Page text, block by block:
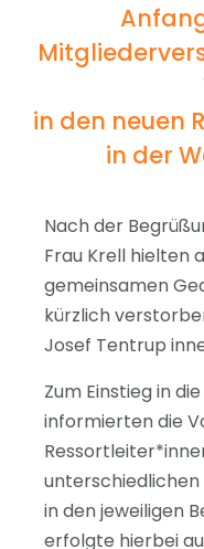
in den neuen
in der
Nach der
Frau Krell hielten
gemeinsamen
kürzlich
Josef Tentrup
Zum Einstieg in
informierten die
in den jeweiligen
erfolgte hierbei